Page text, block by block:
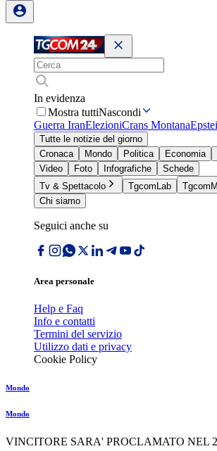
In evidenza
Mostra tuttiNascondi
Guerra IranElezioniCrans Montana
Tutte le notizie del giorno
Cronaca
Mondo Politica Economia
Video
Foto Infografiche
Schede
Tv & Spettacolo
TgcomLab
Chi siamo
Seguici anche su
Area personale
Help e Faq
Info e contatti
Termini del servizio
Utilizzo dati e privacy
Cookie Policy
Mondo
Mondo
VINCITORE SARA' PROCLAMATO NEL